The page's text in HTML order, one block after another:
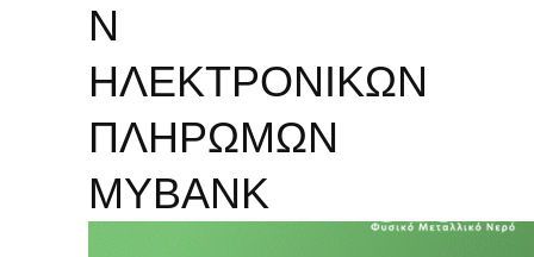
Ν
ΗΛΕΚΤΡΟΝΙΚΩΝ
ΠΛΗΡΩΜΩΝ
MYBANK